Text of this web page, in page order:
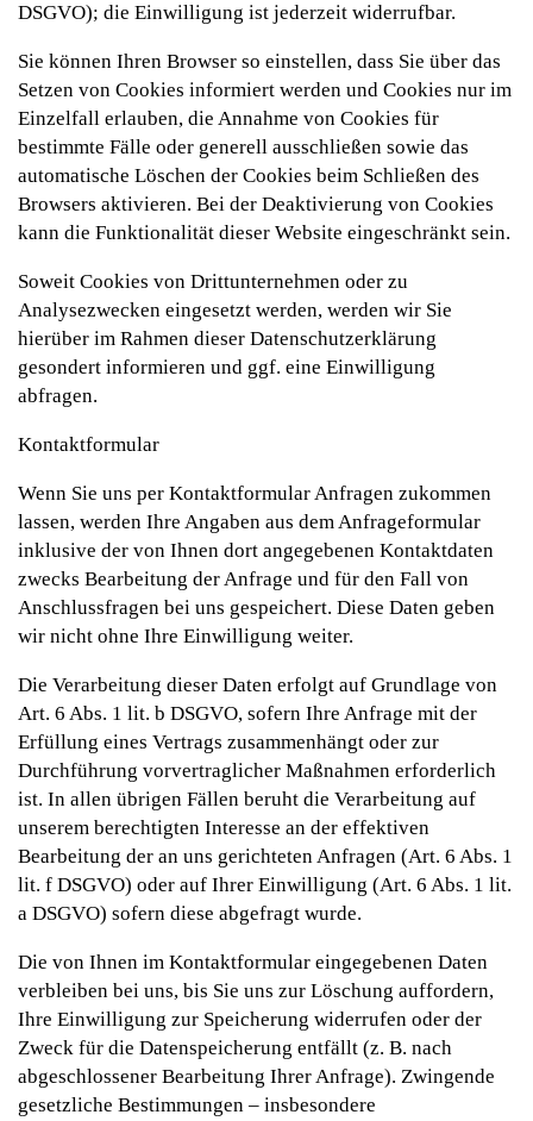
DSGVO); die Einwilligung ist jederzeit widerrufbar.
Sie können Ihren Browser so einstellen, dass Sie über das
Setzen von Cookies informiert werden und Cookies nur im
Einzelfall erlauben, die Annahme von Cookies für
bestimmte Fälle oder generell ausschließen sowie das
automatische Löschen der Cookies beim Schließen des
Browsers aktivieren. Bei der Deaktivierung von Cookies
kann die Funktionalität dieser Website eingeschränkt sein.
Soweit Cookies von Drittunternehmen oder zu
Analysezwecken eingesetzt werden, werden wir Sie
hierüber im Rahmen dieser Datenschutzerklärung
gesondert informieren und ggf. eine Einwilligung
abfragen.
Kontaktformular
Wenn Sie uns per Kontaktformular Anfragen zukommen
lassen, werden Ihre Angaben aus dem Anfrageformular
inklusive der von Ihnen dort angegebenen Kontaktdaten
zwecks Bearbeitung der Anfrage und für den Fall von
Anschlussfragen bei uns gespeichert. Diese Daten geben
wir nicht ohne Ihre Einwilligung weiter.
Die Verarbeitung dieser Daten erfolgt auf Grundlage von
Art. 6 Abs. 1 lit. b DSGVO, sofern Ihre Anfrage mit der
Erfüllung eines Vertrags zusammenhängt oder zur
Durchführung vorvertraglicher Maßnahmen erforderlich
ist. In allen übrigen Fällen beruht die Verarbeitung auf
unserem berechtigten Interesse an der effektiven
Bearbeitung der an uns gerichteten Anfragen (Art. 6 Abs. 1
lit. f DSGVO) oder auf Ihrer Einwilligung (Art. 6 Abs. 1 lit.
a DSGVO) sofern diese abgefragt wurde.
Die von Ihnen im Kontaktformular eingegebenen Daten
verbleiben bei uns, bis Sie uns zur Löschung auffordern,
Ihre Einwilligung zur Speicherung widerrufen oder der
Zweck für die Datenspeicherung entfällt (z. B. nach
abgeschlossener Bearbeitung Ihrer Anfrage). Zwingende
gesetzliche Bestimmungen – insbesondere